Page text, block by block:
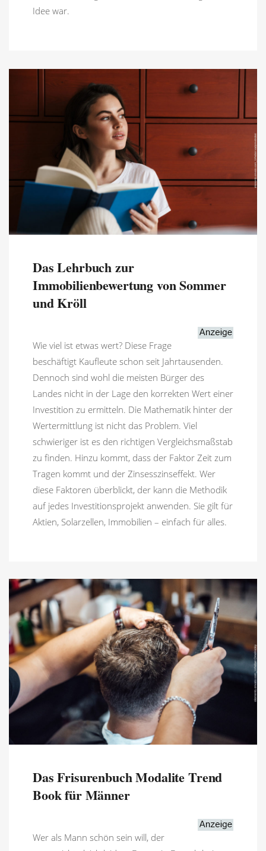
Idee war.
Das Lehrbuch zur
Immobilienbewertung von Sommer
und Kröll
Wie viel ist etwas wert? Diese Frage
beschäftigt Kaufleute schon seit Jahrtausenden.
Dennoch sind wohl die meisten Bürger des
Landes nicht in der Lage den korrekten Wert einer
Investition zu ermitteln. Die Mathematik hinter der
Wertermittlung ist nicht das Problem. Viel
schwieriger ist es den richtigen Vergleichsmaßstab
zu finden. Hinzu kommt, dass der Faktor Zeit zum
Tragen kommt und der Zinsesszinseffekt. Wer
diese Faktoren überblickt, der kann die Methodik
auf jedes Investitionsprojekt anwenden. Sie gilt für
Aktien, Solarzellen, Immobilien – einfach für alles.
Das Frisurenbuch Modalite Trend
Book für Männer
Wer als Mann schön sein will, der